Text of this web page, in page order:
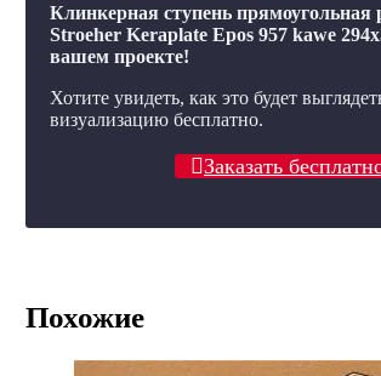
Клинкерная ступень
Stroeher Keraplate Epos 957 kawe
вашем проекте!
Хотите увидеть, как это будет
визуализацию бесплатно.
Заказать
Похожие